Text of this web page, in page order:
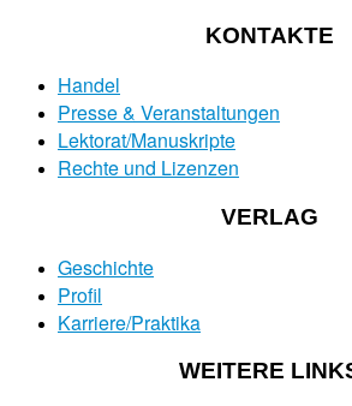
KONTAKTE
Handel
Presse & Veranstaltungen
Lektorat/Manuskripte
Rechte und Lizenzen
VERLAG
Geschichte
Profil
Karriere/Praktika
WEITERE